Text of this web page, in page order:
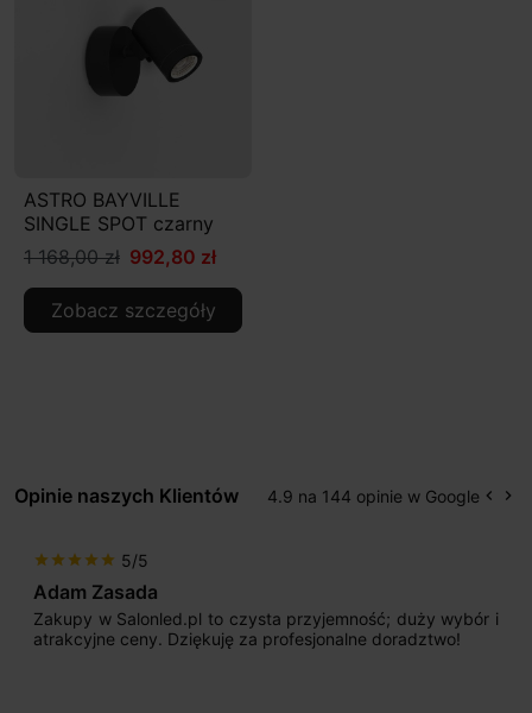
ASTRO BAYVILLE
SINGLE SPOT czarny
1 168,00 zł 992,80 zł
Zobacz szczegóły
Opinie naszych Klientów 4.9 na 144 opinie w Google keyboard_arrow_left keyboard_arrow_right
star star star star star 5/5
Adam Zasada
Zakupy w Salonled.pl to czysta przyjemność; duży wybór i
atrakcyjne ceny. Dziękuję za profesjonalne doradztwo!